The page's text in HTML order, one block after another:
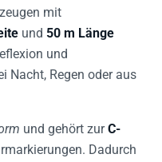
mit
und 50 m Länge
und
Nacht, Regen oder aus
und gehört zurC-
Dadurch